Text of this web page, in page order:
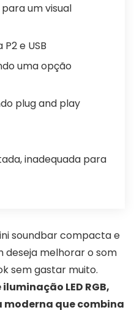
para um visual
e USB
uma opção
plug and play
inadequada para
soundbar compacta e
melhorar o som
sem gastar muito.
LED RGB,
que combina